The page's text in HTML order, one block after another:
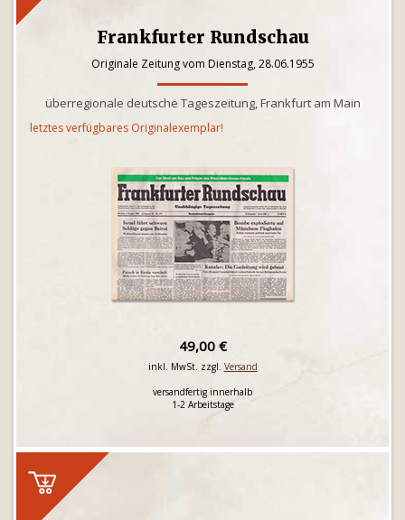
Frankfurter Rundschau
Originale Zeitung vom Dienstag, 28.06.1955
überregionale deutsche Tageszeitung, Frankfurt am Main
letztes verfügbares Originalexemplar!
49,00 €
inkl. MwSt. zzgl. Versand
versandfertig innerhalb
1-2 Arbeitstage